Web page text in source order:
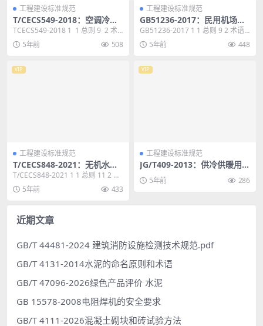
工程建设标准规范
T/CECS549-2018：空调冷源
系统能效检测标准
TCECS549-2018 1 1 总则 9 2 术
语 10 3 现场检测...
5年前 508
工程建设标准规范
GB51236-2017：民用机场航
站楼设计防火规范
GB51236-2017 1 1 总则 9 2 术语 1
0 3 建筑 12 3....
5年前 448
VIP
工程建设标准规范
T/CECS848-2021：无机水性
渗透结晶型材料应用技术规程
T/CECS848-2021 1 1 总则 11 2 术
语 12 3 基本规定 ...
5年前 433
VIP
工程建设标准规范
JG/T409-2013：供冷供暖用辐
射板换热器
5年前 286
近期文章
GB/T 44481-2024 建筑消防设施检测技术规范.pdf
GB/T 4131-2014水泥的命名原则和术语
GB/T 47096-2026绿色产品评价 水泥
GB 15578-2008电阻焊机的安全要求
GB/T 4111-2026混凝土砌块和砖试验方法